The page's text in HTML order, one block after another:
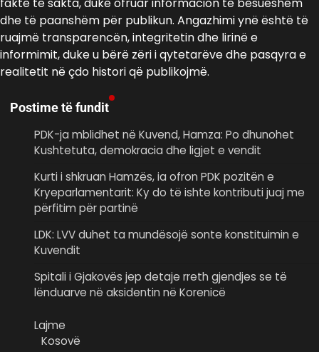
dhe të paanshëm për publikun. Angazhimi ynë është të
ruajmë transparencën, integritetin dhe lirinë e
informimit, duke u bërë zëri i qytetarëve dhe pasqyra e
realitetit në çdo histori që publikojmë.
Postime të fundit
PDK-ja mblidhet në Kuvend, Hamza: Po dhunohet
Kushtetuta, demokracia dhe ligjet e vendit
Kurti i shkruan Hamzës, ia ofron PDK pozitën e
Kryeparlamentarit: Ky do të ishte kontributi juaj me
përfitim për partinë
LDK: LVV duhet ta mundësojë sonte konstituimin e
Kuvendit
Spitali i Gjakovës jep detaje rreth gjendjes se të
lënduarve në aksidentin në Korenicë
Lajme
Kosovë